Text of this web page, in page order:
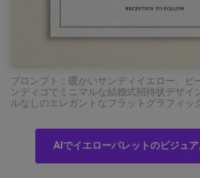
プロンプト：暖かいサンディイエロー、ピ
ンディゴでミニマルな結婚式招待状デザイ
ルなしのエレガントなフラットグラフィ
AIでイエローパレットのビジュ